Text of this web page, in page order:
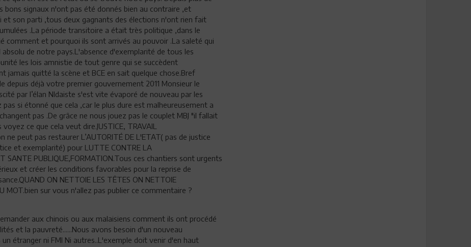
bons signaux n'ont pas été donnés bien au contraire ,et
et son parti ,tous deux gagnants des élections n'ont rien fait
.La période transitoire a était très politique ,dans le
comment et pourquoi ils sont arrivés au pouvoir .La saleté qui
de notre pays.L'absence d'exemplarité de tous les
les lois amnistie de tout genre qui se succèdent
jamais quitté la scène et BCE en sait quelque chose.Bref
déjà votre premier gouvernement 2011 Monsieur le
par l’élan NIdaiste s'est vite évaporé de nouveau par les
si étonné que cela ,car le plus dure est malheureusement a
pas .De grâce ne nous jouez pas le couplet MBJ "il fallait
ce que cela veut dire.JUSTICE, TRAVAIL
ne peut pas restaurer L’AUTORITÉ DE L'ETAT( pas de justice
et exemplarité) pour LUTTE CONTRE LA
SANTE PUBLIQUE,FORMATION.Tous ces chantiers sont urgents
et créer les conditions favorables pour la reprise de
ON NETTOIE LES TÊTES ON NETTOIE
MOT.bien sur vous n'allez pas publier ce commentaire ?
aux chinois ou aux malaisiens comment ils ont procédé
et la pauvreté......Nous avons besoin d'un nouveau
étranger ni FMI Ni autres..L'exemple doit venir d'en haut